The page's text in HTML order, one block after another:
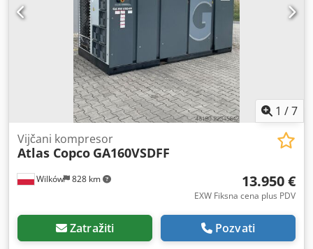
1 /7
Wilków 828 km
Vijčani kompresor
Atlas Copco GA160VSDFF
13.950 €
EXW Fiksna cena plus PDV
Zatražiti Pozvati